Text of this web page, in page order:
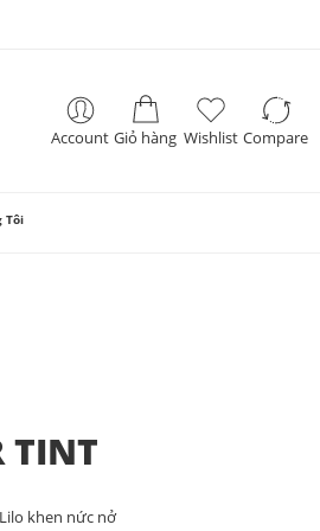
Account Giỏ hàng Wishlist Compare
Tôi
TINT
khen nức nở